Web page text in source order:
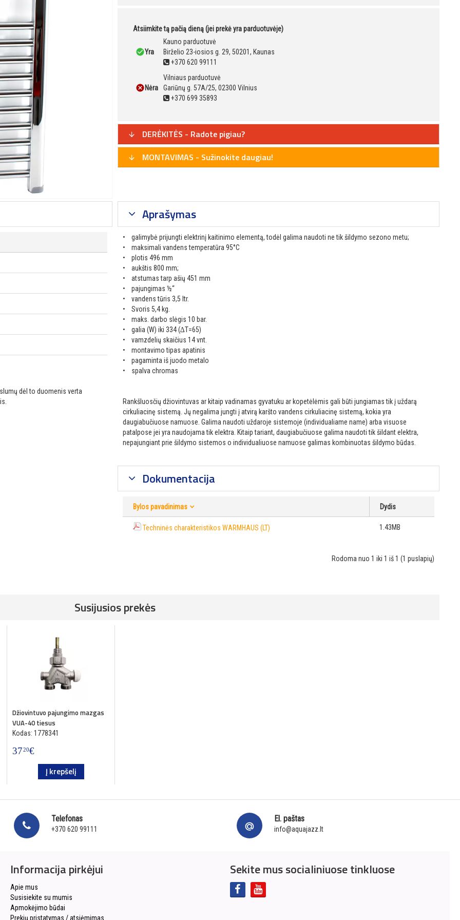
Atsiimkite tą pačią dieną (jei prekė yra parduotuvėje)
Yra
Kauno parduotuvė
Birželio 23-iosios g. 29, 50201, Kaunas
+370 620 99111
Nėra
Vilniaus parduotuvė
Gariūnų g. 57A/25, 02300 Vilnius
+370 699 35893
DERĖKITĖS - Radote pigiau?
MONTAVIMAS - Sužinokite daugiau!
dėl to duomenis verta
Aprašymas
• galimybė prijungti elektrinį kaitinimo elementą, todėl galima naudoti ne tik šildymo sezono metu;
• maksimali vandens temperatūra 95°C
• plotis 496 mm
• aukštis 800 mm;
• atstumas tarp ašių 451 mm
• pajungimas ½“
• vandens tūris 3,5 ltr.
• Svoris 5,4 kg.
• maks. darbo slėgis 10 bar.
• galia (W) iki 334 (∆T=65)
• vamzdelių skaičius 14 vnt.
• montavimo tipas apatinis
• pagaminta iš juodo metalo
• spalva chromas
Rankšluosčių džiovintuvas ar kitaip vadinamas gyvatuku ar kopetėlėmis gali būti jungiamas tik į uždarą
cirkuliacinę sistemą. Jų negalima jungti į atvirą karšto vandens cirkuliacinę sistemą, kokia yra
daugiabučiuose namuose. Galima naudoti uždaroje sistemoje (individualiame name) arba visuose
patalpose jei yra naudojama tik elektra. Kitaip tariant, daugiabučiuose galima naudoti tik šildant elektra,
nepajungiant prie šildymo sistemos o individualiuose namuose galimas kombinuotas šildymo būdas.
Dokumentacija
Bylos pavadinimas Dydis
Techninės charakteristikos WARMHAUS (LT) 1.43MB
Rodoma nuo 1 iki 1 iš 1 (1 puslapių)
Susijusios prekės
Džiovintuvo pajungimo mazgas
VUA-40 tiesus
Kodas: 1778341
3720€
Į krepšelį
Telefonas
+370 620 99111
El. paštas
info@aquajazz.lt
Informacija pirkėjui
Apie mus
Susisiekite su mumis
Apmokėjimo būdai
Prekių pristatymas / atsiėmimas
Sekite mus socialiniuose tinkluose